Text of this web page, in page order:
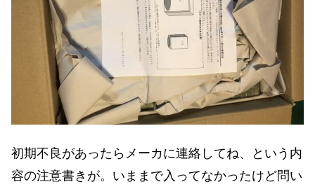
初期不良があったらメーカに連絡してね、という内
容の注意書きが。いままで入ってなかったけど問い